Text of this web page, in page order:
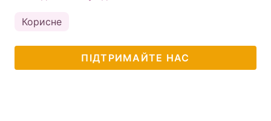
Корисне
ПІДТРИМАЙТЕ НАС